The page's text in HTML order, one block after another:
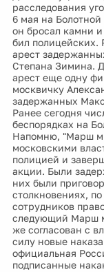
расследования
6 мая на
он бросал камни
бил полицейских.
арест
Степана Зимина.
арест еще одну
москвичку
задержанных
Ранее сегодня
беспорядках на
Напомню, "Марш
московскими
полицией и
акции. Были
них были
столкновениях,
сотрудников
следующий Марш
же согласован с
силу новые
официальная
подписанные